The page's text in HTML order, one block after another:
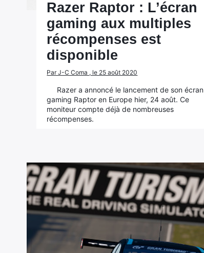
Razer Raptor : L’écran
gaming aux multiples
récompenses est
disponible
Par J-C Coma , le 25 août 2020
Razer a annoncé le lancement de son écran
gaming Raptor en Europe hier, 24 août. Ce
moniteur compte déjà de nombreuses
récompenses.